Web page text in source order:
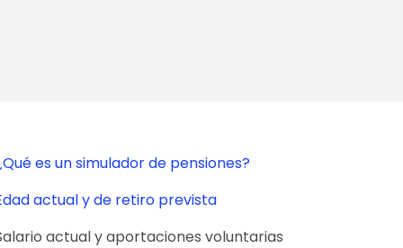
es un simulador de pensiones?
actual y de retiro prevista
actual y aportaciones voluntarias